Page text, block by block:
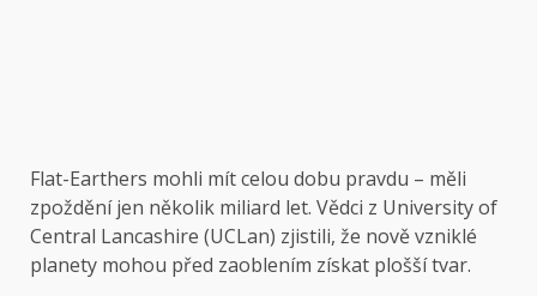
Flat-Earthers mohli mít celou dobu pravdu – měli
zpoždění jen několik miliard let. Vědci z University of
Central Lancashire (UCLan) zjistili, že nově vzniklé
planety mohou před zaoblením získat plošší tvar.